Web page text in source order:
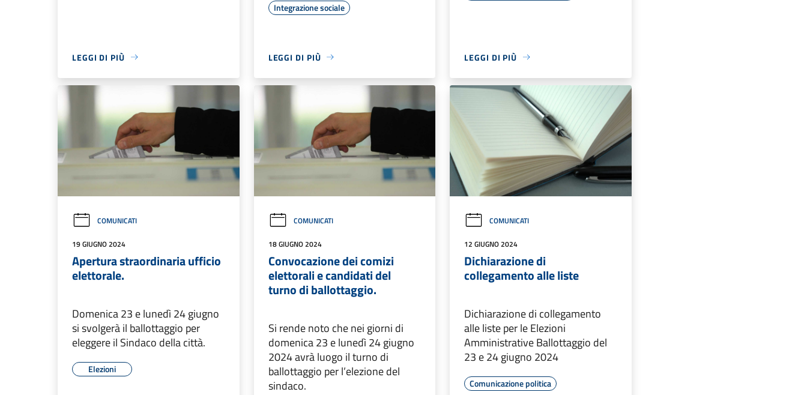
LEGGI DI PIÙ
Integrazione sociale
LEGGI DI PIÙ LEGGI DI PIÙ
COMUNICATI
19 GIUGNO 2024
Apertura straordinaria ufficio
elettorale.
Domenica 23 e lunedì 24 giugno
si svolgerà il ballottaggio per
eleggere il Sindaco della città.
Elezioni
COMUNICATI
18 GIUGNO 2024
Convocazione dei comizi
elettorali e candidati del
turno di ballottaggio.
Si rende noto che nei giorni di
domenica 23 e lunedì 24 giugno
2024 avrà luogo il turno di
ballottaggio per l’elezione del
sindaco.
COMUNICATI
12 GIUGNO 2024
Dichiarazione di
collegamento alle liste
Dichiarazione di collegamento
alle liste per le Elezioni
Amministrative Ballottaggio del
23 e 24 giugno 2024
Comunicazione politica